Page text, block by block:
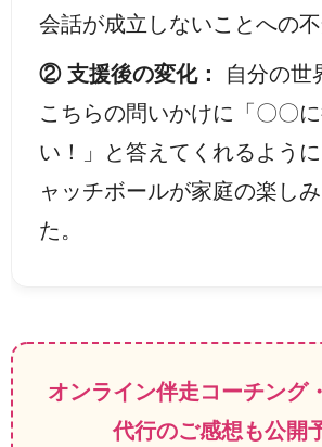
会話が成立しないことへの不
② 支援後の変化： 自分の世
こちらの問いかけに「〇〇
い！」と答えてくれるよう
ャッチボールが家庭の楽し
た。
オンライン伴走コーチング
代行のご感想も公開